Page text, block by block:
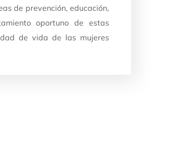
de prevención, educación,
oportuno de estas
de vida de las mujeres